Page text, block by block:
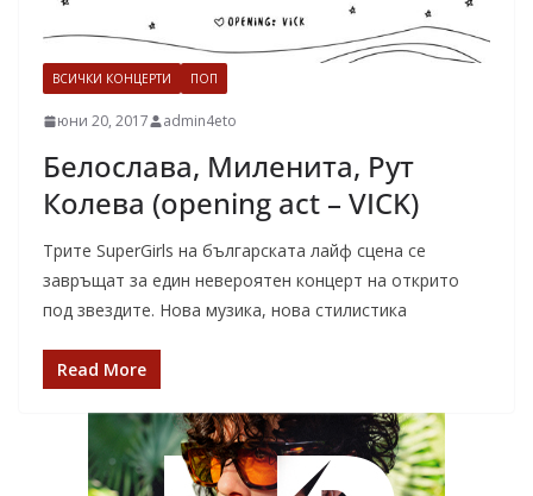
ВСИЧКИ КОНЦЕРТИ ПОП
юни 20, 2017 admin4eto
Белослава, Миленита, Рут
Колева (opening act – VICK)
Трите SuperGirls на българската лайф сцена се
завръщат за един невероятен концерт на открито
под звездите. Нова музика, нова стилистика
Read More